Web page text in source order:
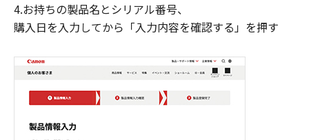
4.お持ちの製品名とシリアル番号、
購入日を入力してから「入力内容を確認する」を押す